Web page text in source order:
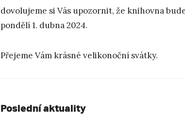
dovolujeme si Vás upozornit, že knihovna
pondělí 1. dubna 2024.
Přejeme Vám krásné velikonoční svátky.
Poslední aktuality